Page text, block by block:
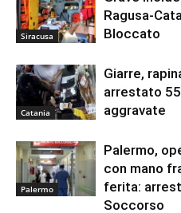
Siracusa
Ragusa-
Bloccato
Catania
Giarre,
arrestato
aggravate
Palermo
Palermo,
con mano
ferita:
Soccorso